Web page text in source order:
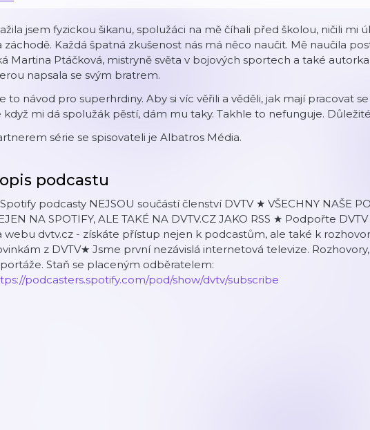
jsem fyzickou šikanu, spolužáci na mě číhali před školou, ničili mi
záchodě. Každá špatná zkušenost nás má něco naučit. Mě naučila
Martina Ptáčková, mistryně světa v bojových sportech a také
napsala se svým bratrem.
to návod pro superhrdiny. Aby si víc věřili a věděli, jak mají pracovat
když mi dá spolužák pěstí, dám mu taky. Takhle to nefunguje.
série se spisovateli je Albatros Média.
podcastu
podcasty NEJSOU součástí členství DVTV ★ VŠECHNY NAŠE
NA SPOTIFY, ALE TAKÉ NA DVTV.CZ JAKO RSS ★ Podpořte
webu dvtv.cz - získáte přístup nejen k podcastům, ale také k
z DVTV★ Jsme první nezávislá internetová televize.
Staň se placeným odběratelem:
podcasters.spotify.com/pod/show/dvtv/subscribe